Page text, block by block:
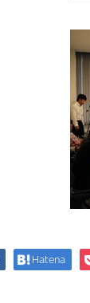
Hatena